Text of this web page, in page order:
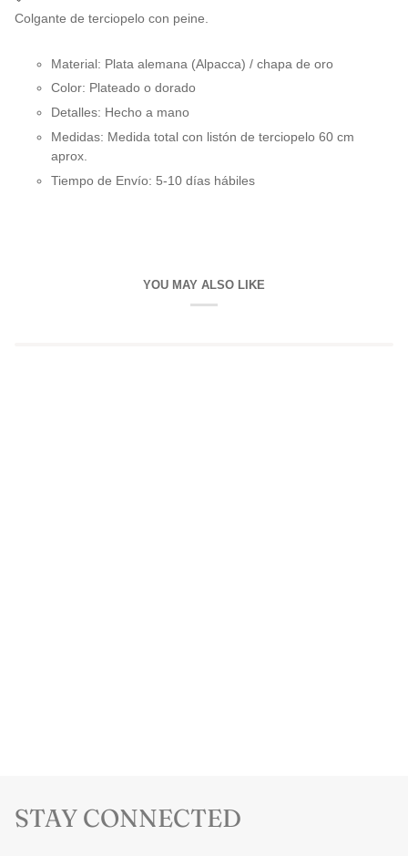
Colgante de terciopelo con peine.
Material: Plata alemana (Alpacca) / chapa de oro
Color: Plateado o dorado
Detalles: Hecho a mano
Medidas: Medida total con listón de terciopelo 60 cm
aprox.
Tiempo de Envío: 5-10 días hábiles
YOU MAY ALSO LIKE
STAY CONNECTED